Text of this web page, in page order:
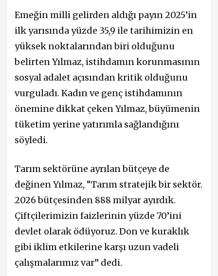
Emeğin milli gelirden aldığı payın 2025’in
ilk yarısında yüzde 35,9 ile tarihimizin en
yüksek noktalarından biri olduğunu
belirten Yılmaz, istihdamın korunmasının
sosyal adalet açısından kritik olduğunu
vurguladı. Kadın ve genç istihdamının
önemine dikkat çeken Yılmaz, büyümenin
tüketim yerine yatırımla sağlandığını
söyledi.
Tarım sektörüne ayrılan bütçeye de
değinen Yılmaz, “Tarım stratejik bir sektör.
2026 bütçesinden 888 milyar ayırdık.
Çiftçilerimizin faizlerinin yüzde 70’ini
devlet olarak ödüyoruz. Don ve kuraklık
gibi iklim etkilerine karşı uzun vadeli
çalışmalarımız var” dedi.